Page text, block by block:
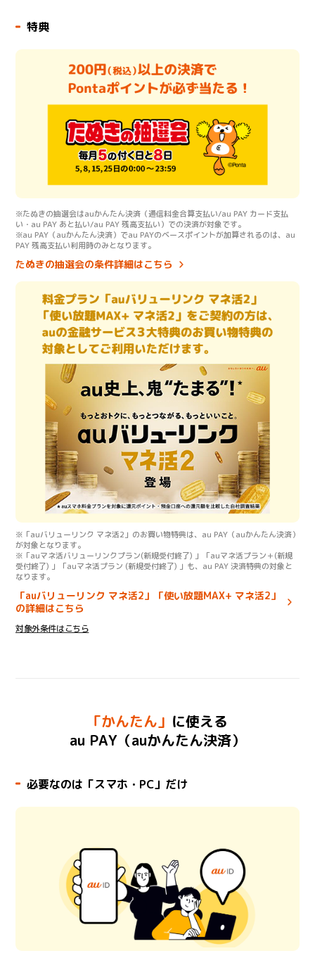
特典
※たぬきの抽選会はauかんたん決済（通信料金合算支払い/au PAY カード支払
い・au PAY あと払い/au PAY 残高支払い）での決済が対象です。
※au PAY（auかんたん決済）でau PAYのベースポイントが加算されるのは、au
PAY 残高支払い利用時のみとなります。
たぬきの抽選会の条件詳細はこちら
※「auバリューリンク マネ活2」のお買い物特典は、au PAY（auかんたん決済）
が対象となります。
※「auマネ活バリューリンクプラン(新規受付終了) 」「auマネ活プラン＋(新規
受付終了) 」「auマネ活プラン (新規受付終了) 」も、au PAY 決済特典の対象と
なります。
「auバリューリンク マネ活2」「使い放題MAX+ マネ活2」
の詳細はこちら
対象外条件はこちら
「かんたん」 に使える
au PAY（auかんたん決済）
必要なのは「スマホ・PC」だけ